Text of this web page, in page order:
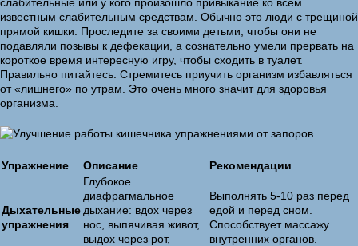
известным слабительным средствам. Обычно это люди с трещиной
прямой кишки. Проследите за своими детьми, чтобы они не
подавляли позывы к дефекации, а сознательно умели прервать на
короткое время интересную игру, чтобы сходить в туалет.
Правильно питайтесь. Стремитесь приучить организм избавляться
от «лишнего» по утрам. Это очень много значит для здоровья
организма.
Упражнение Описание Рекомендации
Дыхательные
упражнения
Глубокое
диафрагмальное
дыхание: вдох через
нос, выпячивая живот,
выдох через рот,
Выполнять 5-10 раз перед
едой и перед сном.
Способствует массажу
внутренних органов.